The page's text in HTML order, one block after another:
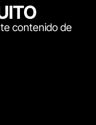
contenido de